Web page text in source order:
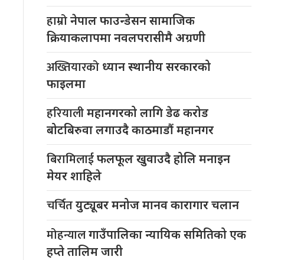
हाम्रोनेपाल फाउन्डेसन सामाजिक
क्रियाकलापमा नवलपरासीमै अग्रणी
अख्तियारको ध्यान स्थानीय सरकारको
फाइलमा
हरियालीमहानगरको लागि डेढ करोड
बोटबिरुवा लगाउदै काठमाडौं महानगर
बिरामिलाईफलफूल खुवाउदै होलि मनाइन
मेयर शाहिले
चर्चितयुट्यूबर मनोज मानव कारागार चलान
मोहन्यालगाउँपालिका न्यायिक समितिको एक
हप्ते तालिम जारी